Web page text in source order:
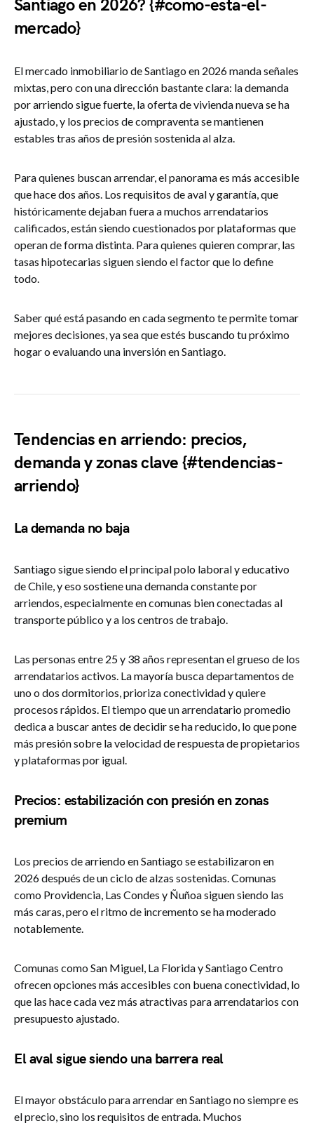
Santiago en 2026? {#como-esta-el-
mercado}
El mercado inmobiliario de Santiago en 2026 manda señales
mixtas, pero con una dirección bastante clara: la demanda
por arriendo sigue fuerte, la oferta de vivienda nueva se ha
ajustado, y los precios de compraventa se mantienen
estables tras años de presión sostenida al alza.
Para quienes buscan arrendar, el panorama es más accesible
que hace dos años. Los requisitos de aval y garantía, que
históricamente dejaban fuera a muchos arrendatarios
calificados, están siendo cuestionados por plataformas que
operan de forma distinta. Para quienes quieren comprar, las
tasas hipotecarias siguen siendo el factor que lo define
todo.
Saber qué está pasando en cada segmento te permite tomar
mejores decisiones, ya sea que estés buscando tu próximo
hogar o evaluando una inversión en Santiago.
Tendencias en arriendo: precios,
demanda y zonas clave {#tendencias-
arriendo}
La demanda no baja
Santiago sigue siendo el principal polo laboral y educativo
de Chile, y eso sostiene una demanda constante por
arriendos, especialmente en comunas bien conectadas al
transporte público y a los centros de trabajo.
Las personas entre 25 y 38 años representan el grueso de los
arrendatarios activos. La mayoría busca departamentos de
uno o dos dormitorios, prioriza conectividad y quiere
procesos rápidos. El tiempo que un arrendatario promedio
dedica a buscar antes de decidir se ha reducido, lo que pone
más presión sobre la velocidad de respuesta de propietarios
y plataformas por igual.
Precios: estabilización con presión en zonas
premium
Los precios de arriendo en Santiago se estabilizaron en
2026 después de un ciclo de alzas sostenidas. Comunas
como Providencia, Las Condes y Ñuñoa siguen siendo las
más caras, pero el ritmo de incremento se ha moderado
notablemente.
Comunas como San Miguel, La Florida y Santiago Centro
ofrecen opciones más accesibles con buena conectividad, lo
que las hace cada vez más atractivas para arrendatarios con
presupuesto ajustado.
El aval sigue siendo una barrera real
El mayor obstáculo para arrendar en Santiago no siempre es
el precio, sino los requisitos de entrada. Muchos